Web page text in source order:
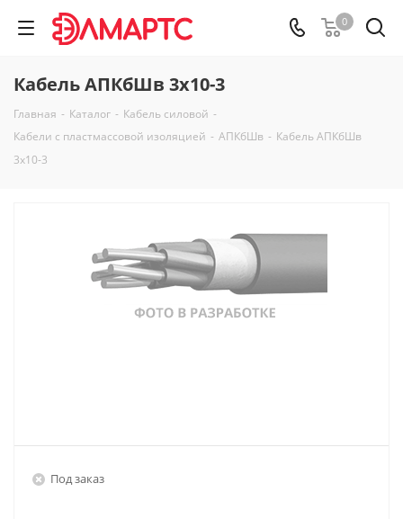
0
Кабель АПКбШв 3х10-3
Главная - Каталог - Кабель силовой -
Кабели с пластмассовой изоляцией - АПКбШв - Кабель АПКбШв
3х10-3
Под заказ